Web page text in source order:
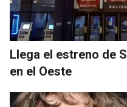
Llega el estreno de
en el Oeste